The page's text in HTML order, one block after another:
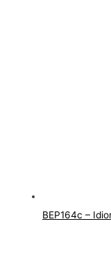
BEP164c –